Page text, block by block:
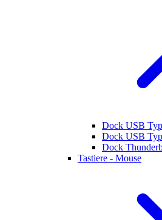
Dock USB
Dock USB
Dock
Tastiere - Mouse